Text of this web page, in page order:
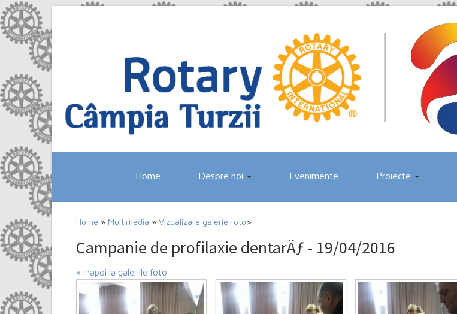
Home Despre noi Evenimente Proiecte
Home » Multimedia » Vizualizare galerie foto>
Campanie de profilaxie dentarÄƒ - 19/04/2016
« Inapoi la galeriile foto